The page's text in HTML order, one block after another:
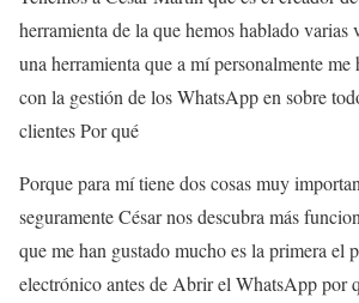
herramienta de la que hemos hablado varias
una herramienta que a mí personalmente
con la gestión de los WhatsApp en sobre
clientes Por qué
Porque para mí tiene dos cosas muy
seguramente César nos descubra más
que me han gustado mucho es la primera el
electrónico antes de Abrir el WhatsApp por